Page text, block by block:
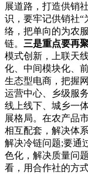
展道路，打造供销
识，要牢记供销社“
络，把单向的为农
链。 三是重点要再聚
模式创新，上联天
化、中间模块化、
生态型电商，把握
运营中心、乡级服
线上线下、城乡一
展格局。在农产品
相互配套，解决体
解决冷链问题;要通
色化，解决质量问
看，用合作社的方